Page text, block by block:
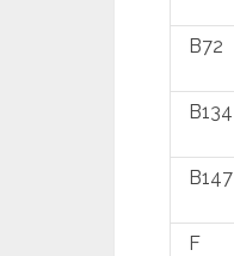
B72
B134
B147
F